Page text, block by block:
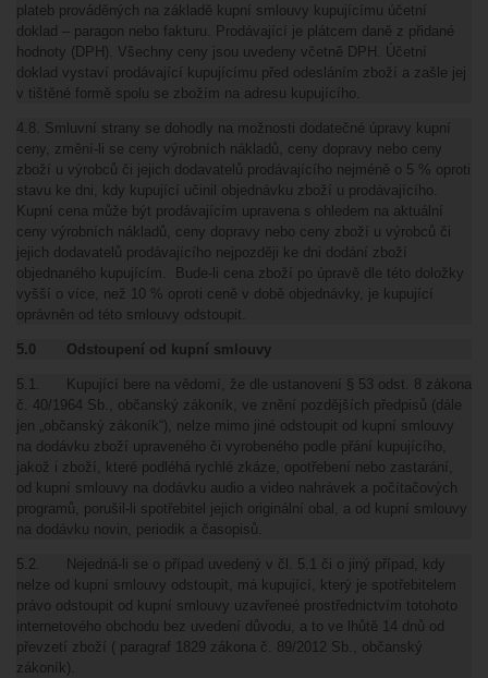
plateb prováděných na základě kupní smlouvy kupujícímu účetní
doklad – paragon nebo fakturu. Prodávající je plátcem daně z přidané
hodnoty (DPH). Všechny ceny jsou uvedeny včetně DPH. Účetní
doklad vystaví prodávající kupujícímu před odesláním zboží a zašle jej
v tištěné formě spolu se zbožím na adresu kupujícího.
4.8. Smluvní strany se dohodly na možnosti dodatečné úpravy kupní
ceny, změní-li se ceny výrobních nákladů, ceny dopravy nebo ceny
zboží u výrobců či jejich dodavatelů prodávajícího nejméně o 5 % oproti
stavu ke dni, kdy kupující učinil objednávku zboží u prodávajícího.
Kupní cena může být prodávajícím upravena s ohledem na aktuální
ceny výrobních nákladů, ceny dopravy nebo ceny zboží u výrobců či
jejich dodavatelů prodávajícího nejpozději ke dni dodání zboží
objednaného kupujícím.
Bude-li cena zboží po úpravě dle této doložky
vyšší o více, než 10 % oproti ceně v době objednávky, je kupující
oprávněn od této smlouvy odstoupit.
5.0 Odstoupení od kupní smlouvy
5.1. Kupující bere na vědomí, že dle ustanovení § 53 odst. 8 zákona
č. 40/1964 Sb., občanský zákoník, ve znění pozdějších předpisů (dále
jen „občanský zákoník“), nelze mimo jiné odstoupit od kupní smlouvy
na dodávku zboží upraveného či vyrobeného podle přání kupujícího,
jakož i zboží, které podléhá rychlé zkáze, opotřebení nebo zastarání,
od kupní smlouvy na dodávku audio a video nahrávek a počítačových
programů, porušil-li spotřebitel jejich originální obal, a od kupní smlouvy
na dodávku novin, periodik a časopisů.
5.2. Nejedná-li se o případ uvedený v čl. 5.1 či o jiný případ, kdy
nelze od kupní smlouvy odstoupit, má kupující, který je spotřebitelem
právo odstoupit od kupní smlouvy uzavřeneé prostřednictvím totohoto
internetového obchodu bez uvedení důvodu, a to ve lhůtě 14 dnů od
převzetí zboží ( paragraf 1829 zákona č. 89/2012 Sb., občanský
zákoník).